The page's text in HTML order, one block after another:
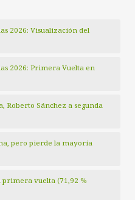
2026: Visualización del
2026: Primera Vuelta en
Roberto Sánchez a segunda
pero pierde la mayoría
vuelta (71,92 %